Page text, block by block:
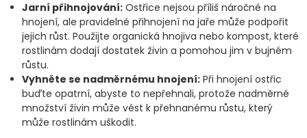
Jarní přihnojování: Ostřice nejsou příliš náročné na
hnojení, ale pravidelné přihnojení na jaře může podpořit
jejich růst. Použijte organická hnojiva nebo kompost, které
rostlinám dodají dostatek živin a pomohou jim v bujném
růstu.
Vyhněte se nadměrnému hnojení: Při hnojení ostřic
buďte opatrní, abyste to nepřehnali, protože nadměrné
množství živin může vést k přehnanému růstu, který
může rostlinám uškodit.